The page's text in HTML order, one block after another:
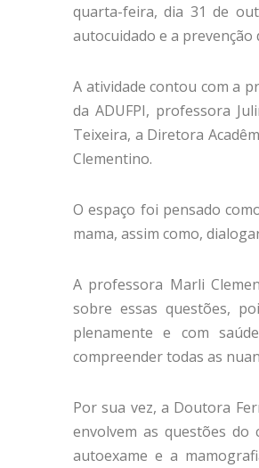
quarta-feira, dia 31 de
autocuidado e a prevenção
A atividade contou com a
da ADUFPI, professora
Teixeira, a Diretora
Clementino.
O espaço foi pensado
mama, assim como,
A professora Marli
sobre essas questões,
plenamente e com
compreender todas as
Por sua vez, a Doutora
envolvem as questões do
autoexame e a